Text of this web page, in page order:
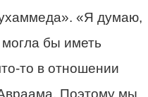
«Я думаю,
бы иметь
то в отношении
Поэтому мы